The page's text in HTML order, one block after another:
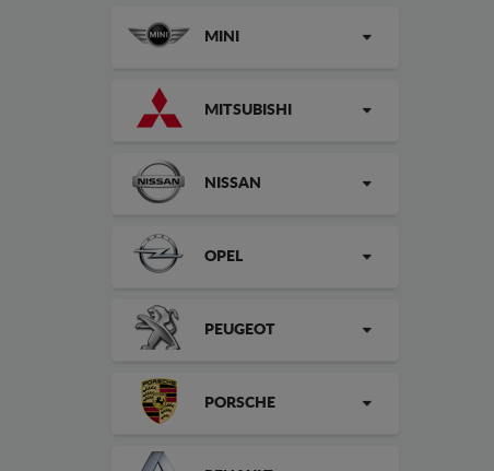
MINI
MITSUBISHI
NISSAN
OPEL
PEUGEOT
PORSCHE